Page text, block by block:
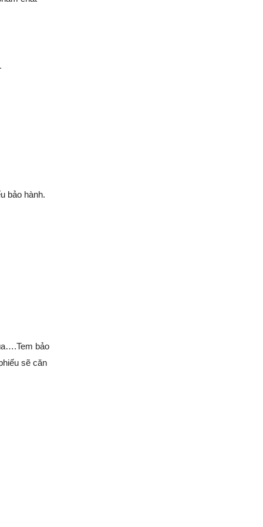
bảo hành.
bảo
sẽ căn